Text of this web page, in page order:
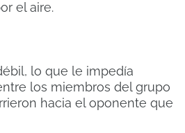
el aire.
lo que le impedía
los miembros del grupo
hacia el oponente que